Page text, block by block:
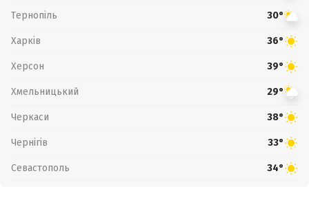
Тернопіль 30°
Харків 36°
Херсон 39°
Хмельницький 29°
Черкаси 38°
Чернігів 33°
Севастополь 34°